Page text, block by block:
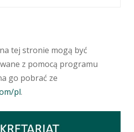
tej stronie mogą być
z pomocą programu
go pobrać ze
pl.